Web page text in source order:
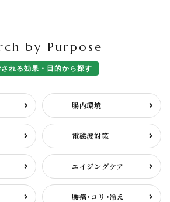
by Purpose
れる効果・目的から探す
腸内環境
電磁波対策
エイジングケア
腰痛･コリ･冷え